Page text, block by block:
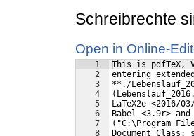
Schreibrechte
Open in Online-
1
2
3
4
5
6
7
8
This is pdfTeX,
entering
**./
LaTeX2e <2016/
Babel <3.9r>
("C:\Program
Document